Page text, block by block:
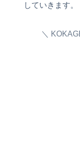
していきます。